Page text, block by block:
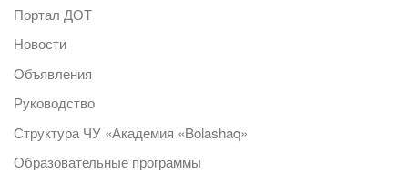
Портал ДОТ
Новости
Объявления
Руководство
Структура ЧУ «Академия «Bolashaq»
Образовательные программы